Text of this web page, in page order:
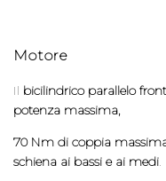
Motore
Il bicilindrico parallelo
potenza massima,
70 Nm di coppia
schiena ai bassi e ai medi.